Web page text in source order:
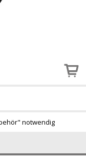
notwendig